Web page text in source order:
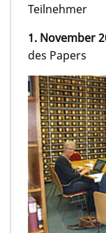
Teilnehmer
1. November
des Papers